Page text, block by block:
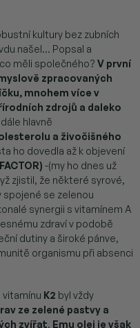
kultury bez zubních
našel... Popsal a
měli společného? V první
zpracovaných
mnohem více v
zdrojů a daleko
hlavně
a živočišného
ho dovedla až k objevení
-(my ho dnes už
zjistil, že některé syrové,
spojené se zelenou
synergii s vitamínem A
zdraví v podobě
dutiny a široké pánve,
organismu při absenci
vitamínu K2 byl vždy
ze zelené pastvy a
zvířat. Emu olej je však